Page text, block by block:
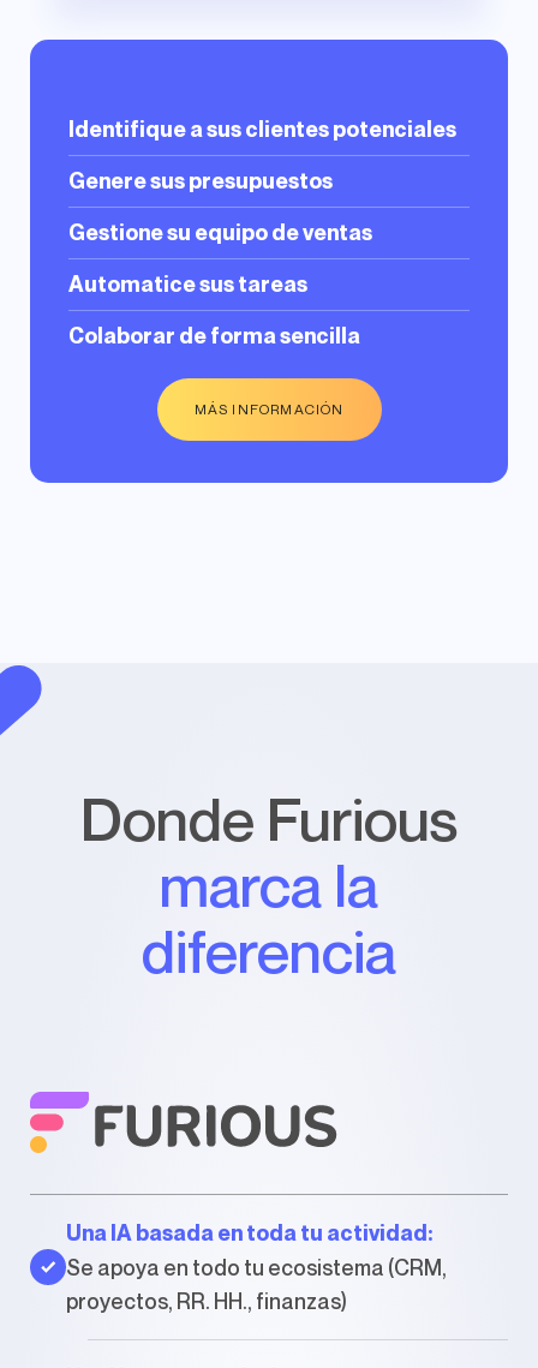
Identifique a sus clientes potenciales
Genere sus presupuestos
Gestione su equipo de ventas
Automatice sus tareas
Colaborar de forma sencilla
MÁS INFORMACIÓN
Donde Furious
marca la
diferencia
Una IA basada en toda tu actividad:
Se apoya en todo tu ecosistema (CRM,
proyectos, RR. HH., finanzas)